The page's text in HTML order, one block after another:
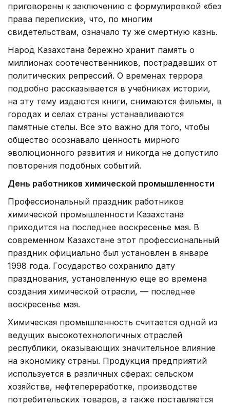
приговорены к заключению с формулировкой «без
права переписки», что, по многим
свидетельствам, означало ту же смертную казнь.
Народ Казахстана бережно хранит память о
миллионах соотечественников, пострадавших от
политических репрессий. О временах террора
подробно рассказывается в учебниках истории,
на эту тему издаются книги, снимаются фильмы, в
городах и селах страны устанавливаются
памятные стелы. Все это важно для того, чтобы
общество осознавало ценность мирного
эволюционного развития и никогда не допустило
повторения подобных событий.
День работников химической промышленности
Профессиональный праздник работников
химической промышленности Казахстана
приходится на последнее воскресенье мая. В
современном Казахстане этот профессиональный
праздник официально был установлен в январе
1998 года. Государство сохранило дату
празднования, установленную еще во времена
создания химической отрасли, — последнее
воскресенье мая.
Химическая промышленность считается одной из
ведущих высокотехнологичных отраслей
республики, оказывающих значительное влияние
на экономику страны. Продукция предприятий
используется в различных сферах: сельском
хозяйстве, нефтепереработке, производстве
потребительских товаров, а также поставляется